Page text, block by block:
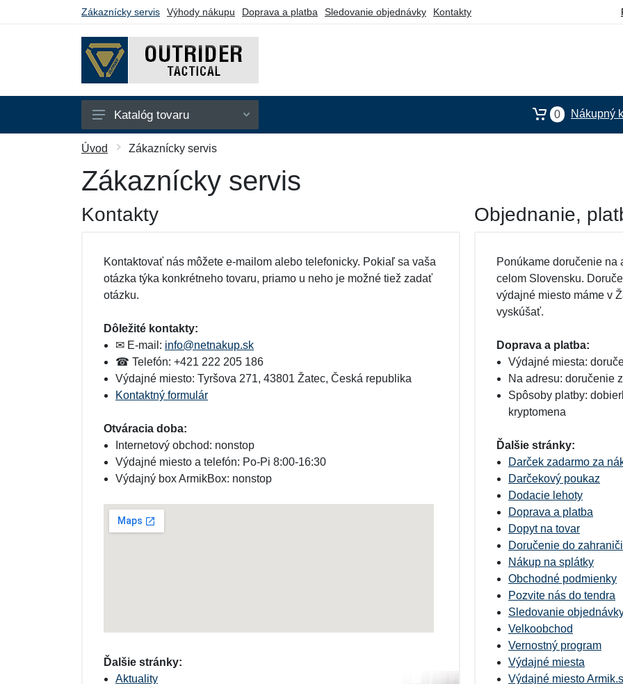
Zákaznícky servis Výhody nákupu Doprava a platba Sledovanie objednávky Kontakty
Bundy
Kraťasy
Mikiny
Polokošele
Tričká
Darčekové poukazy
Katalóg tovaru 0 Nákupný
Úvod Zákaznícky servis
Zákaznícky servis
Kontakty
Kontaktovať nás môžete e-mailom alebo telefonicky. Pokiaľ sa vaša
otázka týka konkrétneho tovaru, priamo u neho je možné tiež zadať
otázku.
Dôležité kontakty:
✉ E-mail: info@netnakup.sk
☎ Telefón: +421 222 205 186
Výdajné miesto: Tyršova 271, 43801 Žatec, Česká republika
Kontaktný formulár
Otváracia doba:
Internetový obchod: nonstop
Výdajné miesto a telefón: Po-Pi 8:00-16:30
Výdajný box ArmikBox: nonstop
Ďalšie stránky:
Aktuality
Objednanie,
Ponúkame doručenie na
celom Slovensku.
výdajné miesto máme v
vyskúšať.
Doprava a platba:
Výdajné miesta:
Na adresu: doručenie
Spôsoby platby:
kryptomena
Ďalšie stránky:
Darček zadarmo za
Darčekový poukaz
Dodacie lehoty
Doprava a platba
Dopyt na tovar
Doručenie do
Nákup na splátky
Obchodné podmienky
Pozvite nás do tendra
Sledovanie
Velkoobchod
Vernostný program
Výdajné miesta
Výdajné miesto